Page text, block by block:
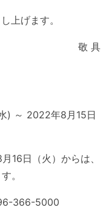
上げます。
敬 具
) ～ 2022年8月15日
16日（火）からは、
。
366-5000